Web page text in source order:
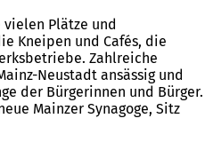
Plätze und
Kneipen und Cafés, die
Zahlreiche
Neustadt ansässig und
der Bürgerinnen und Bürger.
Mainzer Synagoge, Sitz